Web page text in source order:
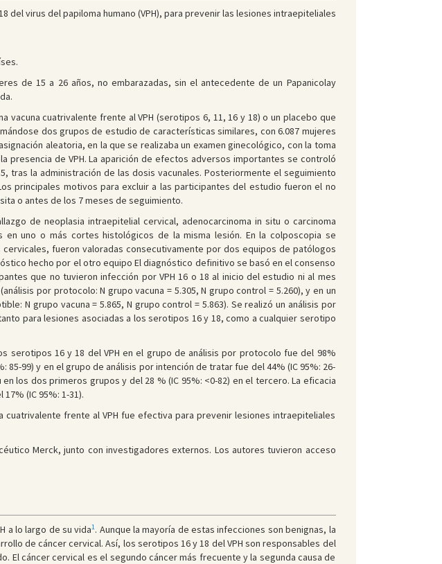
del virus del papiloma humano (VPH), para prevenir las lesiones intraepiteliales
de 15 a 26 años, no embarazadas, sin el antecedente de un Papanicolay
cuatrivalente frente al VPH (serotipos 6, 11, 16 y 18) o un placebo que
dos grupos de estudio de características similares, con 6.087 mujeres
aleatoria, en la que se realizaba un examen ginecológico, con la toma
de VPH. La aparición de efectos adversos importantes se controló
tras la administración de las dosis vacunales. Posteriormente el seguimiento
principales motivos para excluir a las participantes del estudio fueron el no
o antes de los 7 meses de seguimiento.
de neoplasia intraepitelial cervical, adenocarcinoma in situ o carcinoma
en uno o más cortes histológicos de la misma lesión. En la colposcopia se
fueron valoradas consecutivamente por dos equipos de patólogos
hecho por el otro equipo El diagnóstico definitivo se basó en el consenso
que no tuvieron infección por VPH 16 o 18 al inicio del estudio ni al mes
por protocolo: N grupo vacuna = 5.305, N grupo control = 5.260), y en un
N grupo vacuna = 5.865, N grupo control = 5.863). Se realizó un análisis por
para lesiones asociadas a los serotipos 16 y 18, como a cualquier serotipo
serotipos 16 y 18 del VPH en el grupo de análisis por protocolo fue del 98%
99) y en el grupo de análisis por intención de tratar fue del 44% (IC 95%: 26-
los dos primeros grupos y del 28 % (IC 95%: <0-82) en el tercero. La eficacia
(IC 95%: 1-31).
cuatrivalente frente al VPH fue efectiva para prevenir lesiones intraepiteliales
Merck, junto con investigadores externos. Los autores tuvieron acceso
a lo largo de su vida1. Aunque la mayoría de estas infecciones son benignas, la
de cáncer cervical. Así, los serotipos 16 y 18 del VPH son responsables del
cáncer cervical es el segundo cáncer más frecuente y la segunda causa de